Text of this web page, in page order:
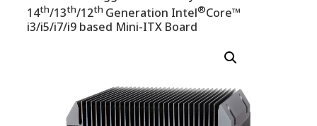
14th/13th/12th Generation Intel®Core™
i3/i5/i7/i9 based Mini-ITX Board